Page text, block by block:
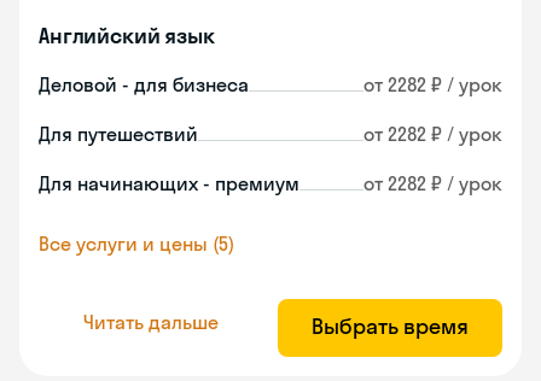
Английский язык
Деловой - для бизнеса от 2282 ₽ / урок
Для путешествий от 2282 ₽ / урок
Для начинающих - премиум от 2282 ₽ / урок
Все услуги и цены (5)
Читать дальше Выбрать время